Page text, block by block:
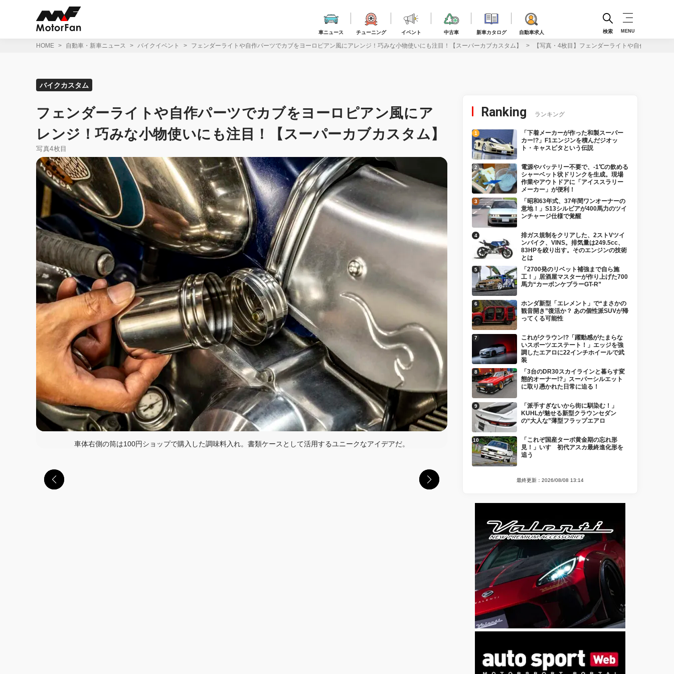
車ニュース チューニング イベント 中古車 新車カタログ 自動車求人 検索 MENU
HOME 自動車・新車ニュース バイクイベント フェンダーライトや自作パーツでカブをヨーロピアン風にアレンジ！巧みな小物使いにも注目！【スーパーカブカスタム】 【写真・4枚目】フェンダーライトや自作パーツ
バイクカスタム
フェンダーライトや自作パーツでカブをヨーロピアン風にア
レンジ！巧みな小物使いにも注目！【スーパーカブカスタム】
写真4枚目
車体右側の筒は100円ショップで購入した調味料入れ。書類ケースとして活用するユニークなアイデアだ。
Ranking ランキング
「下着メーカーが作った和製スーパー
カー!?」F1エンジンを積んだジオッ
ト・キャスピタという伝説
電源やバッテリー不要で、-1℃の飲める
シャーベット状ドリンクを生成。現場
作業やアウトドアに「アイススラリー
メーカー」が便利！
「昭和63年式、37年間ワンオーナーの
意地！」S13シルビアが400馬力のツイ
ンチャージ仕様で覚醒
排ガス規制をクリアした、2ストVツイ
ンバイク、VINS。排気量は249.5cc、
83HPを絞り出す。そのエンジンの技術
とは
「2700発のリベット補強まで自ら施
工！」居酒屋マスターが作り上げた700
馬力“カーボンケブラーGT-R”
ホンダ新型「エレメント」で“まさかの
観音開き”復活か？ あの個性派SUVが帰
ってくる可能性
これがクラウン!?「躍動感がたまらな
いスポーツエステート！」エッジを強
調したエアロに22インチホイールで武
装
「3台のDR30スカイラインと暮らす変
態的オーナー!?」スーパーシルエット
に取り憑かれた日常に迫る！
「派手すぎないから街に馴染む！」
KUHLが魅せる新型クラウンセダン
の“大人な”薄型フラップエアロ
「これぞ国産ターボ黄金期の忘れ形
見！」いすゞ初代アスカ最終進化形を
追う
最終更新：2026/08/08 13:14